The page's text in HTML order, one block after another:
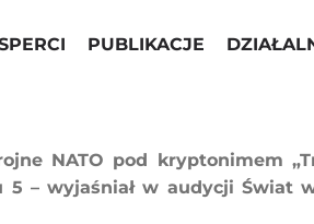
PUBLIKACJE
NATO pod kryptonimem
– wyjaśniał w audycji Świat